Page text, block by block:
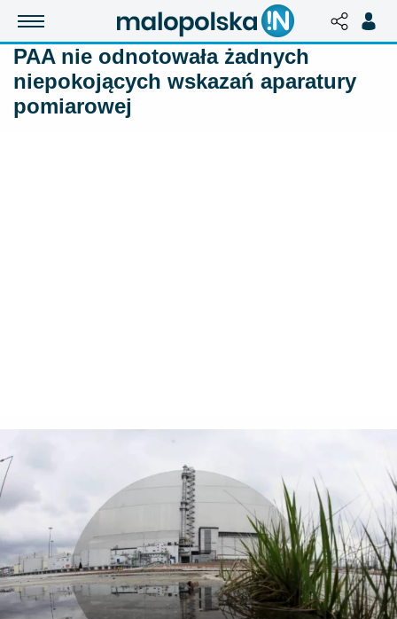
PAA nie odnotowała żadnych
niepokojących wskazań aparatury
pomiarowej